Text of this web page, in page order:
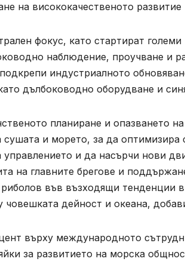
на висококачественото
фокус, като стартират
наблюдение, проучване и
индустриалното
дълбоководно оборудване и
планиране и опазването
сушата и морето, за да
и да насърчи нови
на главните брегове и
риболов във възходящи тенденции
човешката дейност и океана,
върху международното
за развитието на морска